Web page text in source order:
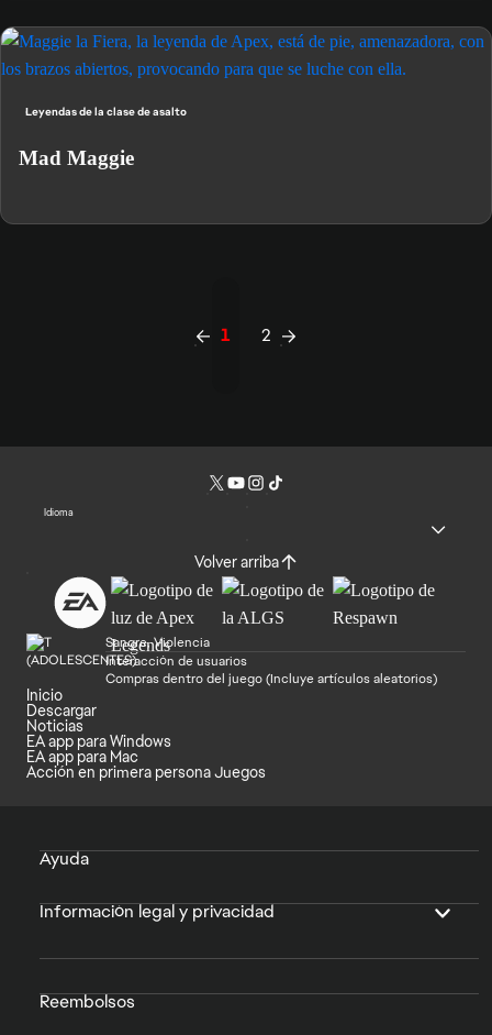
Leyendas de la clase de asalto
Mad Maggie
1 2
Idioma
Volver arriba
Sangre, Violencia
Interacción de usuarios
Compras dentro del juego (Incluye artículos aleatorios)
Inicio
Descargar
Noticias
EA app para Windows
EA app para Mac
Acción en primera persona Juegos
Ayuda
Información legal y privacidad
Reembolsos